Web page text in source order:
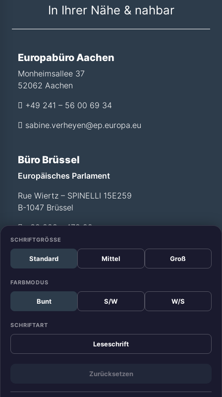
SCHRIFTGRÖSSE
Standard Mittel Groß
FARBMODUS
Bunt S/W W/S
SCHRIFTART
Leseschrift
Zurücksetzen
In Ihrer Nähe & nahbar
Europabüro Aachen
Monheimsallee 37
52062 Aachen
+49 241 – 56 00 69 34
sabine.verheyen@ep.europa.eu
Büro Brüssel
Europäisches Parlament
Rue Wiertz – SPINELLI 15E259
B-1047 Brüssel
+32 228 - 472 99
Büro Straßburg
Europäisches Parlament
Allée du Printemps –
WEISS T12 029
F-67070 Straßburg
+33 388 - 17 52 99